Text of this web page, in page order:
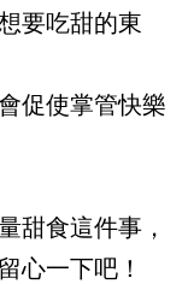
要吃甜的東
促使掌管快樂
甜食這件事，
心一下吧！